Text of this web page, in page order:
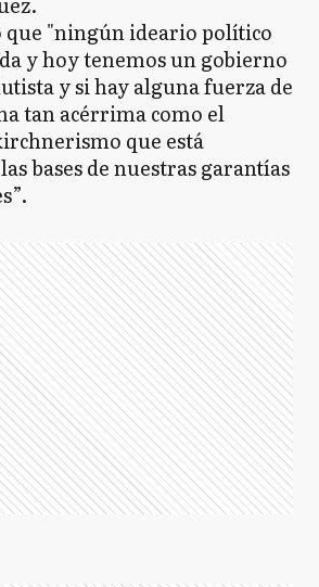
que "ningún ideario político
y hoy tenemos un gobierno
y si hay alguna fuerza de
tan acérrima como el
que está
bases de nuestras garantías